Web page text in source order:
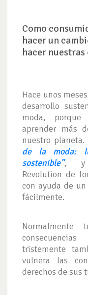
Como
hacer un
hacer nuestras
Hace unos
desarrollo
moda,
aprender más
nuestro
de la moda:
sostenible”, y
Revolution de
con ayuda de
fácilmente.
Normalmente
tristemente
vulnera las
derechos de sus